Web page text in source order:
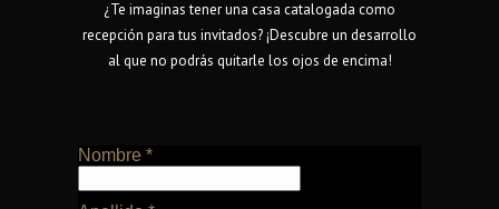
¿Te imaginas tener una casa catalogada como
recepción para tus invitados? ¡Descubre un desarrollo
al que no podrás quitarle los ojos de encima!